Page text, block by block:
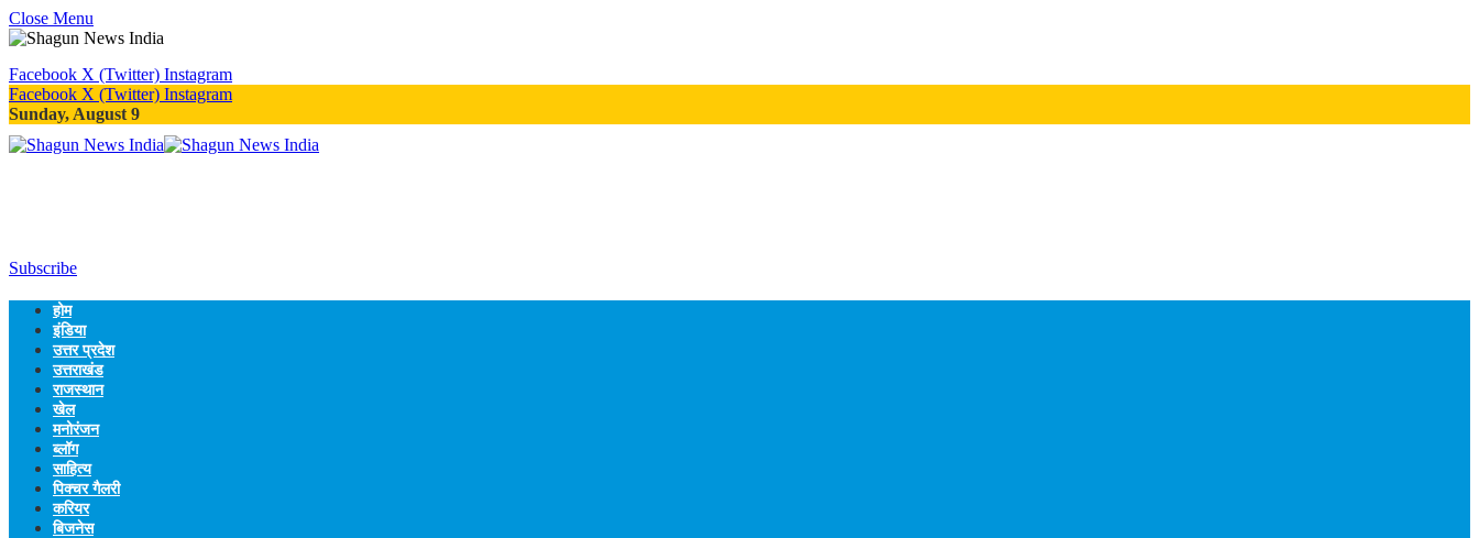
Close Menu
Facebook X (Twitter) Instagram
Facebook X (Twitter) Instagram
Sunday, August 9
Subscribe
होम
इंडिया
उत्तर प्रदेश
उत्तराखंड
राजस्थान
खेल
मनोरंजन
ब्लॉग
साहित्य
पिक्चर गैलरी
करियर
बिजनेस